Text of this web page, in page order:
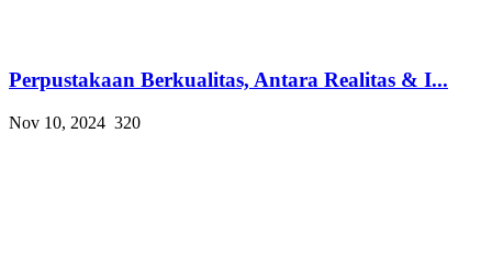
Perpustakaan Berkualitas, Antara Realitas & I...
Nov 10, 2024 320